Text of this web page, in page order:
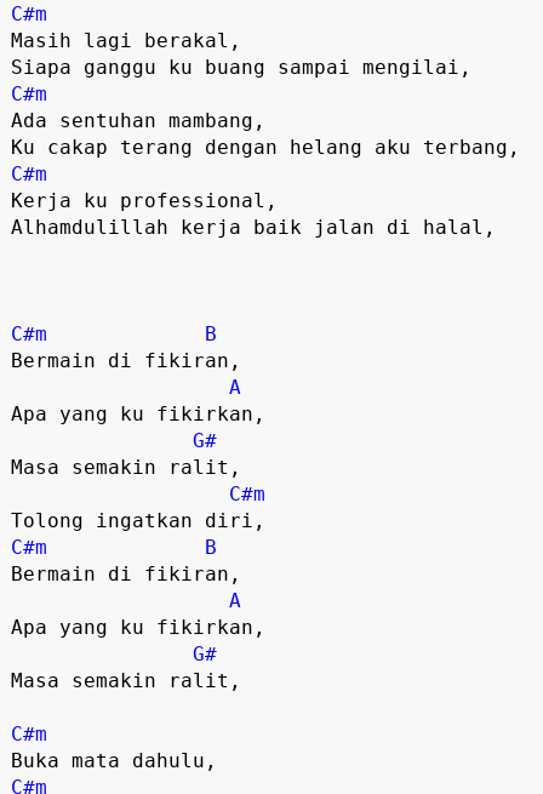
C#m
Masih lagi berakal,
C#m
Ada sentuhan mambang,
C#m
Kerja ku professional,
Alhamdulillah kerja baik jalan di halal,
C#m
B
Bermain di fikiran,
A
Apa yang ku fikirkan,
G#
Masa semakin ralit,
C#m
C#m
B
Bermain di fikiran,
A
Apa yang ku fikirkan,
G#
Masa semakin ralit,
C#m
C#m